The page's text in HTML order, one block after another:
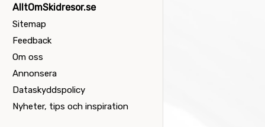
AlltOmSkidresor.se
Sitemap
Feedback
Om oss
Annonsera
Dataskyddspolicy
Nyheter, tips och inspiration